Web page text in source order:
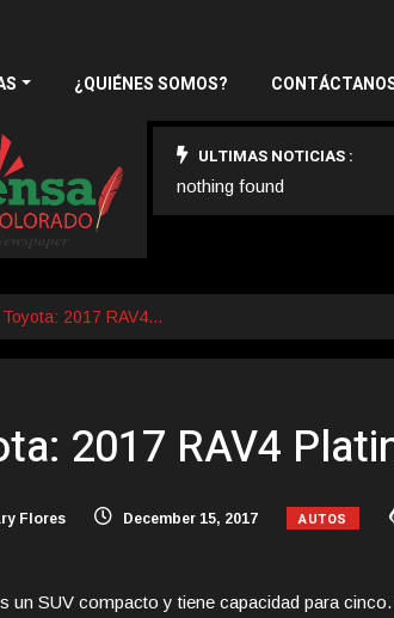
¿QUIÉNES SOMOS?
ULTIMAS NOTICIAS :
nothing found
Toyota: 2017 RAV4…
2017 RAV4
Flores December 15, 2017 AUTOS
un SUV compacto y tiene capacidad para